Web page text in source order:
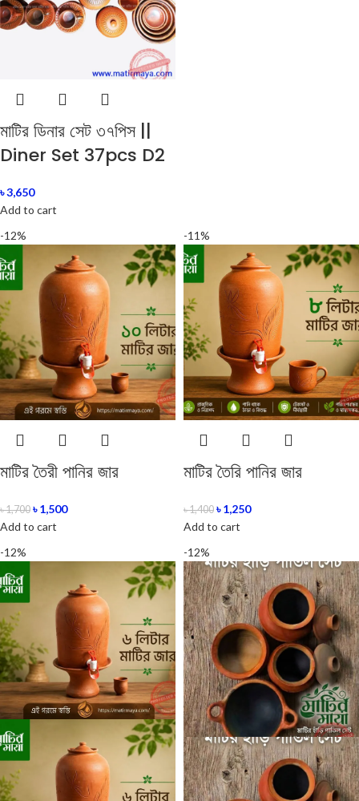
মাটির ডিনার সেট ৩৭পিস ||
Diner Set 37pcs D2
৳3,650
Add to cart
-12%
মাটির তৈরী পানির জার
৳1,700 ৳1,500
Add to cart
-11%
মাটির তৈরি পানির জার
৳1,400 ৳1,250
Add to cart
-12%
-12%